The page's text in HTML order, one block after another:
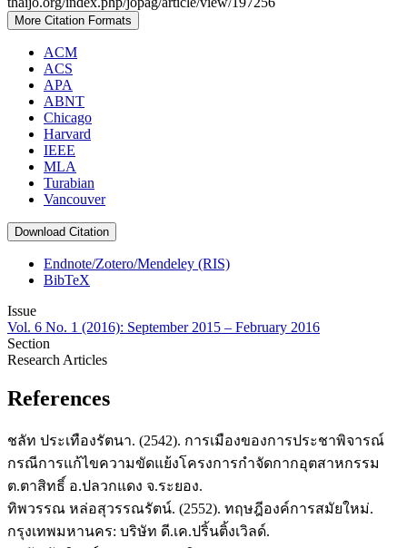
More Citation Formats
ACM
ACS
APA
ABNT
Chicago
Harvard
IEEE
MLA
Turabian
Vancouver
Download Citation
Endnote/Zotero/Mendeley (RIS)
BibTeX
Issue
Vol. 6 No. 1 (2016): September 2015 – February 2016
Section
Research Articles
References
ชลัท ประเทืองรัตนา. (2542). การเมืองของการประชาพิจารณ์
กรณีการแก้ไขความขัดแย้งโครงการกำจัดกากอุตสาหกรรม
ต.ตาสิทธิ์ อ.ปลวกแดง จ.ระยอง.
ทิพวรรณ หล่อสุวรรณรัตน์. (2552). ทฤษฎีองค์การสมัยใหม่.
กรุงเทพมหานคร: บริษัท ดี.เค.ปริ้นติ้งเวิลด์.